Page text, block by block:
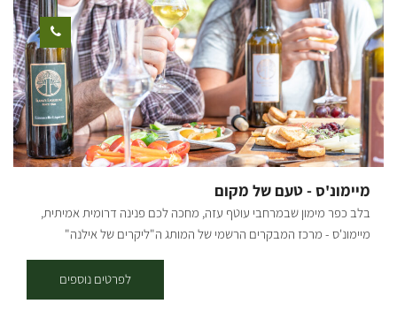
מיימונ'ס - טעם של מקום
בלב כפר מימון שבמרחבי עוטף עזה, מחכה לכם פנינה דרומית אמיתית,
מיימונ'ס - מרכז המבקרים הרשמי של המותג ה"ליקרים של אילנה"
דרומית חמה ומזמינה. המתחם כולל חצר מטופחת וחלל ממוזג ואלגנטי
ומתאים לאירועים פרטיים עד 150 אורחים. המקום אידיאלי לקבוצות
לפרטים נוספים